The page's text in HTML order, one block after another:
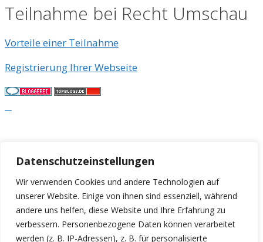
Datenschutzeinstellungen
Wir verwenden Cookies und andere Technologien auf
unserer Website. Einige von ihnen sind essenziell, während
andere uns helfen, diese Website und Ihre Erfahrung zu
verbessern. Personenbezogene Daten können verarbeitet
werden (z. B. IP-Adressen), z. B. für personalisierte
Teilnahme bei Recht Umschau
Vorteile einer Teilnahme
Registrierung Ihrer Webseite